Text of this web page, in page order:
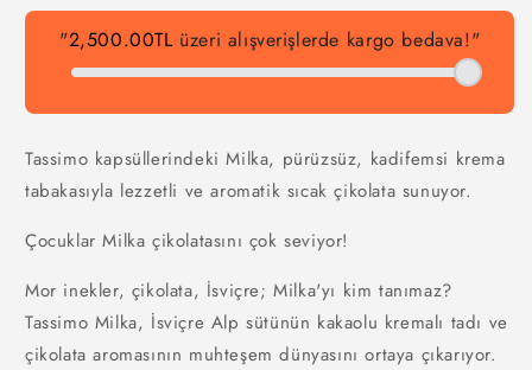
"2,500.00TL üzeri alışverişlerde kargo bedava!"
Tassimo kapsüllerindeki Milka, pürüzsüz, kadifemsi krema
tabakasıyla lezzetli ve aromatik sıcak çikolata sunuyor.
Çocuklar Milka çikolatasını çok seviyor!
Mor inekler, çikolata, İsviçre; Milka'yı kim tanımaz?
Tassimo Milka, İsviçre Alp sütünün kakaolu kremalı tadı ve
çikolata aromasının muhteşem dünyasını ortaya çıkarıyor.